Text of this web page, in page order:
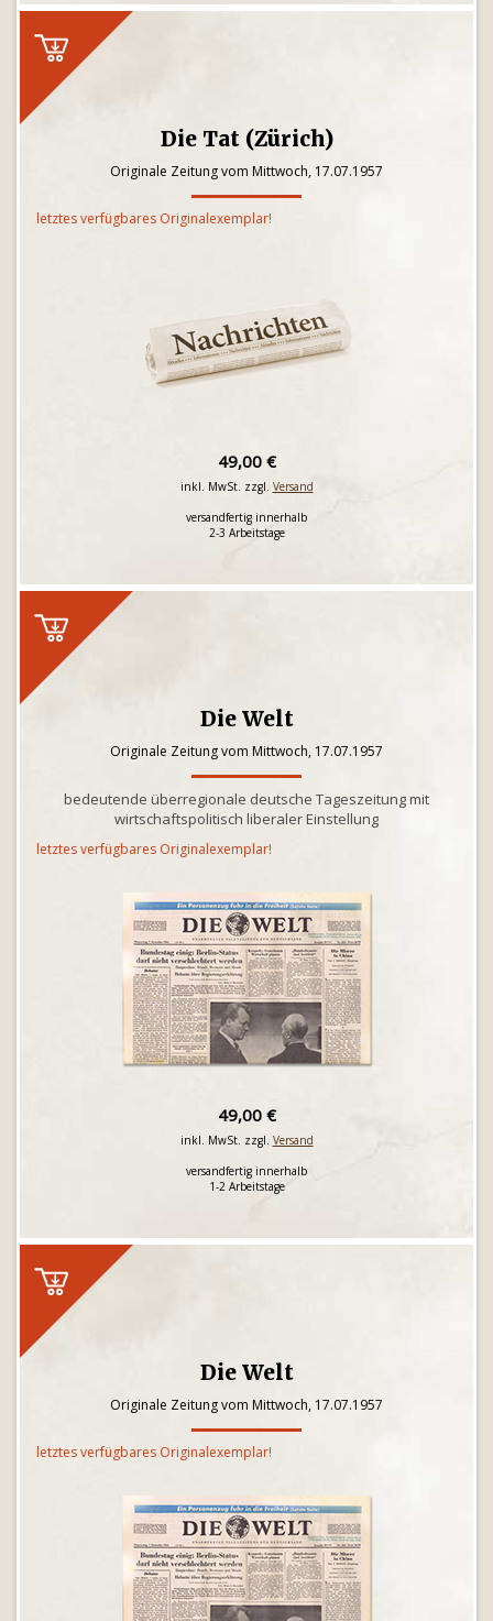
Die Tat (Zürich)
Originale Zeitung vom Mittwoch, 17.07.1957
letztes verfügbares Originalexemplar!
49,00 €
inkl. MwSt. zzgl. Versand
versandfertig innerhalb
2-3 Arbeitstage
Die Welt
Originale Zeitung vom Mittwoch, 17.07.1957
bedeutende überregionale deutsche Tageszeitung mit
wirtschaftspolitisch liberaler Einstellung
letztes verfügbares Originalexemplar!
49,00 €
inkl. MwSt. zzgl. Versand
versandfertig innerhalb
1-2 Arbeitstage
Die Welt
Originale Zeitung vom Mittwoch, 17.07.1957
letztes verfügbares Originalexemplar!